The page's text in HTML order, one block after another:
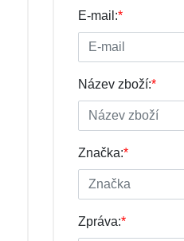
E-mail:*
Název zboží:*
Značka:*
Zpráva:*